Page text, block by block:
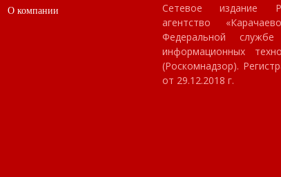
О компании
Сетевое издание
агентство
Федеральной
информационных
(Роскомнадзор).
от 29.12.2018 г.